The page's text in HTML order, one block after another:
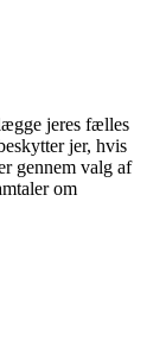
jeres fælles
jer, hvis
gennem valg af
om